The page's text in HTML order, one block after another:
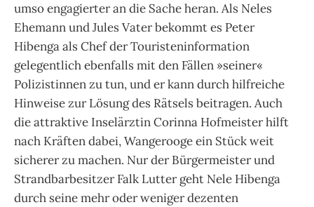
umso engagierter an die Sache heran. Als Neles
Ehemann und Jules Vater bekommt es Peter
Hibenga als Chef der Touristeninformation
gelegentlich ebenfalls mit den Fällen »seiner«
Polizistinnen zu tun, und er kann durch hilfreiche
Hinweise zur Lösung des Rätsels beitragen. Auch
die attraktive Inselärztin Corinna Hofmeister hilft
nach Kräften dabei, Wangerooge ein Stück weit
sicherer zu machen. Nur der Bürgermeister und
Strandbarbesitzer Falk Lutter geht Nele Hibenga
durch seine mehr oder weniger dezenten